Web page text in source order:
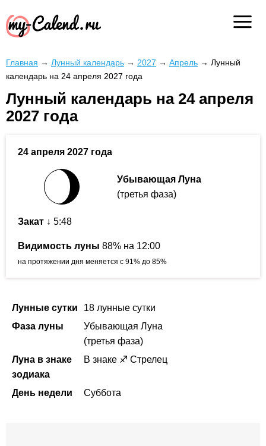
Главная → Лунный календарь → 2027 → Апрель → Лунный
календарь на 24 апреля 2027 года
Лунный календарь на 24 апреля
2027 года
24 апреля 2027 года
Убывающая Луна
(третья фаза)
Закат ↓ 5:48
Видимость луны 88% на 12:00
на протяжении дня меняется с 91% до 85%
Лунные сутки
18 лунные сутки
Фаза луны
Убывающая Луна
(третья фаза)
Луна в знаке
зодиака
В знаке ♐ Стрелец
День недели Суббота